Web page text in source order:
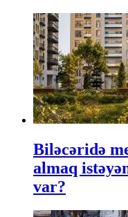
Biləcəridə
almaq
var?